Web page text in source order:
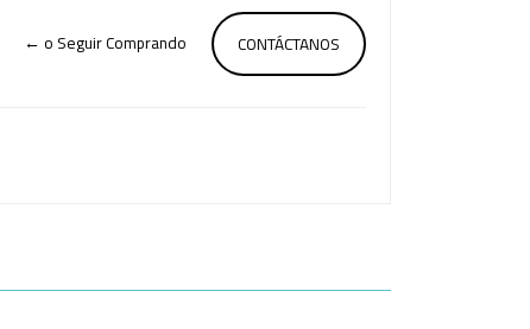
CONTÁCTANOS
← o Seguir Comprando